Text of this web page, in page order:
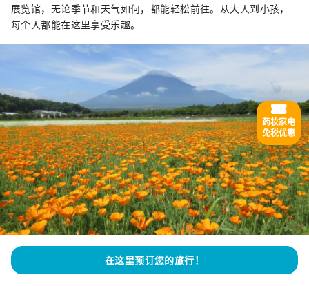
展览馆，无论季节和天气如何，都能轻松前往。从大人到小孩，
每个人都能在这里享受乐趣。
在这里预订您的旅行！
药妆家电
免税优惠